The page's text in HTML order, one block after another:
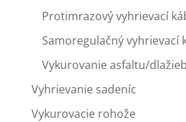
Protimrazový vyhrievací
Samoregulačný vyhrievací
Vykurovanie asfaltu/dlažieb
Vyhrievanie sadeníc
Vykurovacie rohože